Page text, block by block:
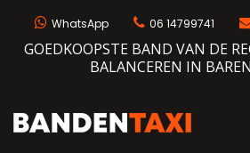
WhatsApp 06 14799741
GOEDKOOPSTE BAND VAN DE
BALANCEREN IN